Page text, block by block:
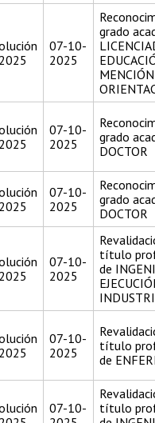
07-10-
2025
grado
MENCIÓN
07-10-
2025
grado
DOCTOR
07-10-
2025
grado
DOCTOR
07-10-
2025
título
de
07-10-
2025
título
de
07-10-
título